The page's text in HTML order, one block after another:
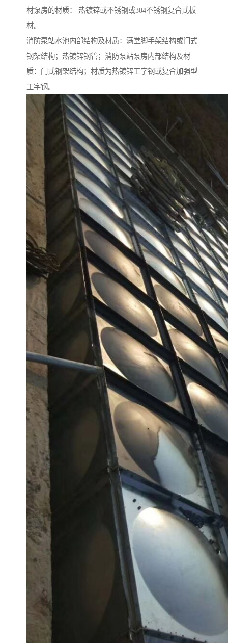
材泵房的材质： 热镀锌或不锈钢或304不锈钢复合式板
材。
消防泵站水池内部结构及材质：满堂脚手架结构或门式
钢架结构；热镀锌钢管；消防泵站泵房内部结构及材
质：门式钢架结构；材质为热镀锌工字钢或复合加强型
工字钢。